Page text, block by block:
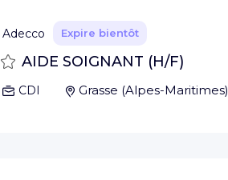
Adecco Expire bientôt
Sauvegarder
AIDE SOIGNANT (H/F)
CDI Grasse (Alpes-Maritimes)